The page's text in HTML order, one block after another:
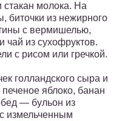
стакан молока. На
биточки из нежирного
с вермишелью,
чай из сухофруктов.
с рисом или гречкой.
голландского сыра и
яблоко, банан
— бульон из
измельченным